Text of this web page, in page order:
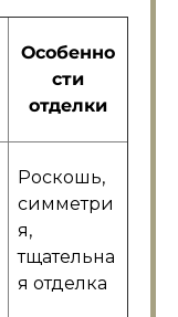
Особенно
сти
отделки
Роскошь,
симметри
я,
тщательна
я отделка